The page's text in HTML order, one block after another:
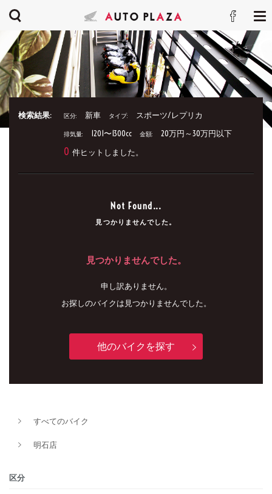
検索結果: 区分: 新車 タイプ: スポーツ/レプリカ
排気量: 1201〜1300cc 金額: 20万円～30万円以下
0 件ヒットしました。
Not Found...
見つかりませんでした。
見つかりませんでした。
申し訳ありません。
お探しのバイクは見つかりませんでした。
他のバイクを探す
すべてのバイク
明石店
区分
新車
タイプ